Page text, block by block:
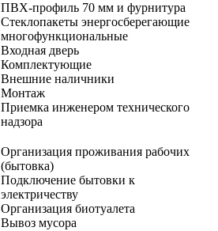
ПВХ-профиль 70 мм и фурнитура
Стеклопакеты энергосберегающие
многофункциональные
Входная дверь
Комплектующие
Внешние наличники
Монтаж
Приемка инженером технического
надзора
Организация проживания рабочих
(бытовка)
Подключение бытовки к
электричеству
Организация биотуалета
Вывоз мусора